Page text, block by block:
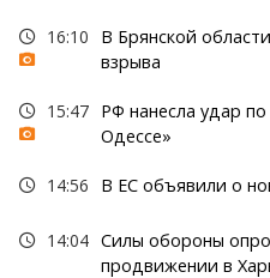
16:10
В Брянской
взрыва
15:47 РФ нанесла удар
Одессе»
14:56 В ЕС объявили о
14:04 Силы обороны
продвижении в